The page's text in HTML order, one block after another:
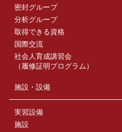
密封グループ
分析グループ
取得できる資格
国際交流
社会人育成講習会
（履修証明プログラム）
施設・設備
実習設備
施設